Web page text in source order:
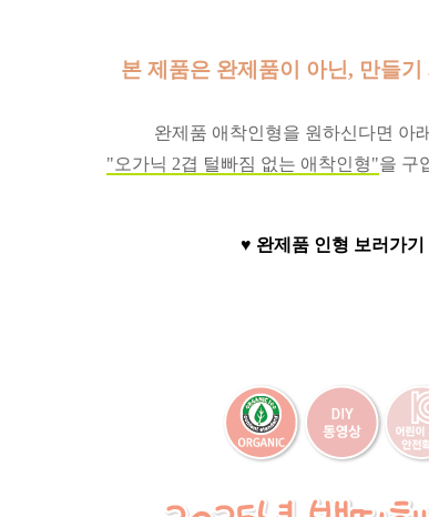
본 제품은 완제품이 아닌, 만들
완제품 애착인형을 원하신다면 아
"오가닉 2겹 털빠짐 없는 애착인형"을 구
♥ 완제품 인형 보러가기